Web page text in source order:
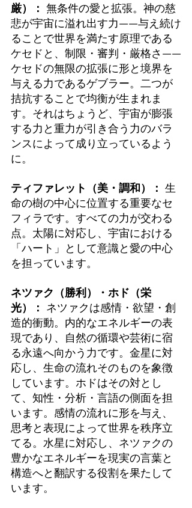
厳）： 無条件の愛と拡張。神の慈
悲が宇宙に溢れ出す力——与え続け
ることで世界を満たす原理である
ケセドと、制限・審判・厳格さ——
ケセドの無限の拡張に形と境界を
与える力であるゲブラー。二つが
拮抗することで均衡が生まれま
す。それはちょうど、宇宙が膨張
する力と重力が引き合う力のバラ
ンスによって成り立っているよう
に。
ティファレット（美・調和）： 生
命の樹の中心に位置する重要なセ
フィラです。すべての力が交わる
点。太陽に対応し、宇宙における
「ハート」として意識と愛の中心
を担っています。
ネツァク（勝利）・ホド（栄
光）：
ネツァクは感情・欲望・創
造的衝動。内的なエネルギーの表
現であり、自然の循環や芸術に宿
る永遠へ向かう力です。金星に対
応し、生命の流れそのものを象徴
しています。ホドはその対とし
て、知性・分析・言語の側面を担
います。感情の流れに形を与え、
思考と表現によって世界を秩序立
てる。水星に対応し、ネツァクの
豊かなエネルギーを現実の言葉と
構造へと翻訳する役割を果たして
います。